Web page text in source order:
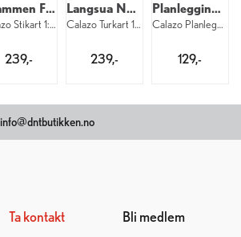
Drammen Finnemarka
Calazo Stikart 1:25 000
239,-
Langsua Nasjonalpark Spåtind
Calazo Turkart 1:50 000
239,-
Planleggingskart Midt-Norge
Calazo Planleggingskart 1:500 000 Midt
129,-
info@dntbutikken.no
Ta kontakt Bli medlem